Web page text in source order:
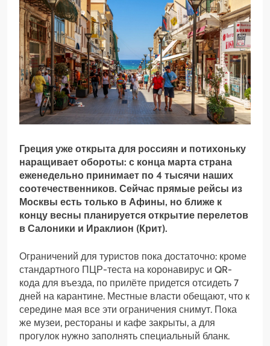
Греция уже открыта для россиян и потихоньку
наращивает обороты: с конца марта страна
еженедельно принимает по 4 тысячи наших
соотечественников. Сейчас прямые рейсы из
Москвы есть только в Афины, но ближе к
концу весны планируется открытие перелетов
в Салоники и Ираклион (Крит).
Ограничений для туристов пока достаточно: кроме
стандартного ПЦР-теста на коронавирус и QR-
кода для въезда, по прилёте придется отсидеть 7
дней на карантине. Местные власти обещают, что к
середине мая все эти ограничения снимут. Пока
же музеи, рестораны и кафе закрыты, а для
прогулок нужно заполнять специальный бланк.